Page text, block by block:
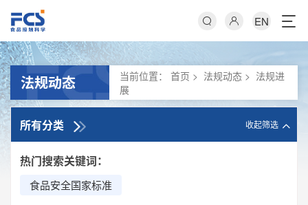
EN
法规动态 当前位置：首页 > 法规动态 > 法规进
展
所有分类 收起筛选
热门搜索关键词：
食品安全国家标准